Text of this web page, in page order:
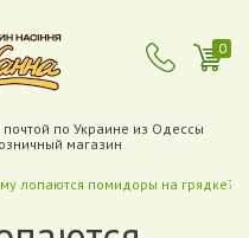
0
по Украине из Одессы
магазин
лопаются помидоры на грядке?